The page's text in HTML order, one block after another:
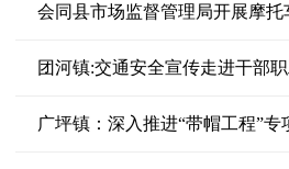
会同县市场监督管理局开展摩
团河镇:交通安全宣传走进干部
广坪镇：深入推进“带帽工程”专